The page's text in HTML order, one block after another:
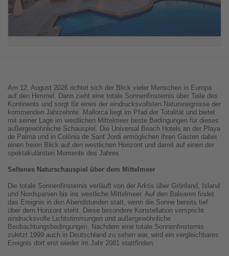
Am 12. August 2026 richtet sich der Blick vieler Menschen in Europa
auf den Himmel. Dann zieht eine totale Sonnenfinsternis über Teile des
Kontinents und sorgt für eines der eindrucksvollsten Naturereignisse der
kommenden Jahrzehnte. Mallorca liegt im Pfad der Totalität und bietet
mit seiner Lage im westlichen Mittelmeer beste Bedingungen für dieses
außergewöhnliche Schauspiel. Die Universal Beach Hotels an der Playa
de Palma und in Colònia de Sant Jordi ermöglichen ihren Gästen dabei
einen freien Blick auf den westlichen Horizont und damit auf einen der
spektakulärsten Momente des Jahres.
Seltenes Naturschauspiel über dem Mittelmeer
Die totale Sonnenfinsternis verläuft von der Arktis über Grönland, Island
und Nordspanien bis ins westliche Mittelmeer. Auf den Balearen findet
das Ereignis in den Abendstunden statt, wenn die Sonne bereits tief
über dem Horizont steht. Diese besondere Konstellation verspricht
eindrucksvolle Lichtstimmungen und außergewöhnliche
Beobachtungsbedingungen. Nachdem eine totale Sonnenfinsternis
zuletzt 1999 auch in Deutschland zu sehen war, wird ein vergleichbares
Ereignis dort erst wieder im Jahr 2081 stattfinden.